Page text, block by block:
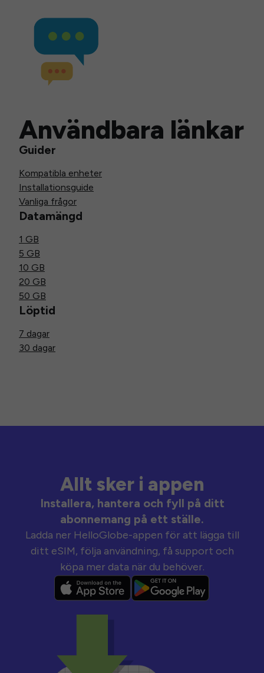
Användbara länkar
Guider
Kompatibla enheter
Installationsguide
Vanliga frågor
Datamängd
1 GB
5 GB
10 GB
20 GB
50 GB
Löptid
7 dagar
30 dagar
Allt sker i appen
Installera, hantera och fyll på ditt
abonnemang på ett ställe.
Ladda ner HelloGlobe-appen för att lägga till
ditt eSIM, följa användning, få support och
köpa mer data när du behöver.